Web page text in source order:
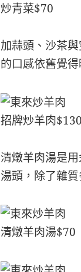
炒青菜$70
加蒜頭、沙茶
的口感依舊覺得
招牌炒羊肉$130
清燉羊肉湯是
湯頭，除了雜
清燉羊肉湯$70